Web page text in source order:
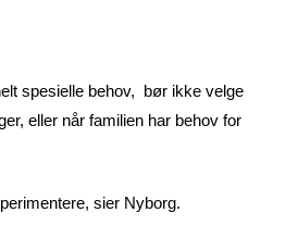
spesielle behov, bør ikke velge
eller når familien har behov for
sier Nyborg.